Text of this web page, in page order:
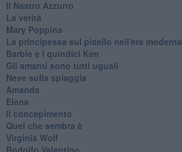
​Il Nastro Azzurro
La verità
Mary Poppins
La principessa sul pisello nell'era moderna
Barbie e i quindici Ken
Gli amanti sono tutti uguali
Neve sulla spiaggia
Amanda
Elena
Il concepimento
Quel che sembra è
Virginia Wolf
Rodolfo Valentino